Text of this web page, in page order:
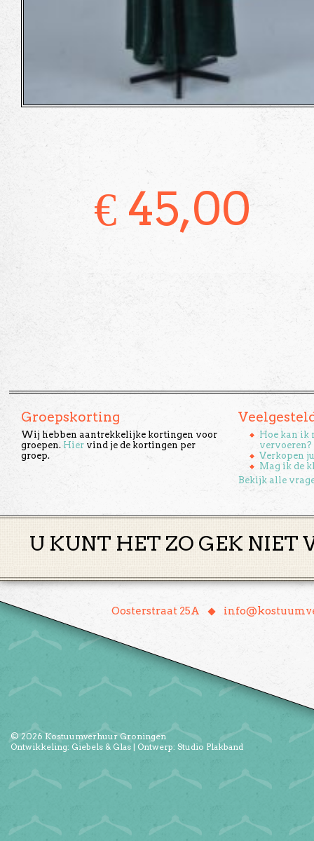
€ 45,00
Groepskorting
Wij hebben aantrekkelijke kortingen voor
groepen. Hier vind je de kortingen per
groep.
Hoe kan ik
vervoeren?
Verkopen
Mag ik de
Bekijk alle
U KUNT HET ZO GEK NIET
Oosterstraat 25A ♦
© 2026 Kostuumverhuur Groningen
Ontwikkeling: Giebels & Glas | Ontwerp: Studio Plakband